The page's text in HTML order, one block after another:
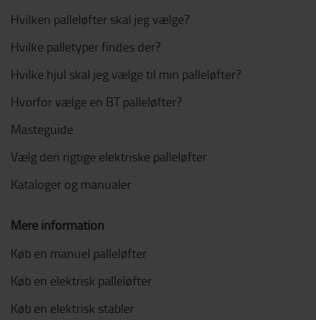
Hvilken palleløfter skal jeg vælge?
Hvilke palletyper findes der?
Hvilke hjul skal jeg vælge til min palleløfter?
Hvorfor vælge en BT palleløfter?
Masteguide
Vælg den rigtige elektriske palleløfter
Kataloger og manualer
Mere information
Køb en manuel palleløfter
Køb en elektrisk palleløfter
Køb en elektrisk stabler